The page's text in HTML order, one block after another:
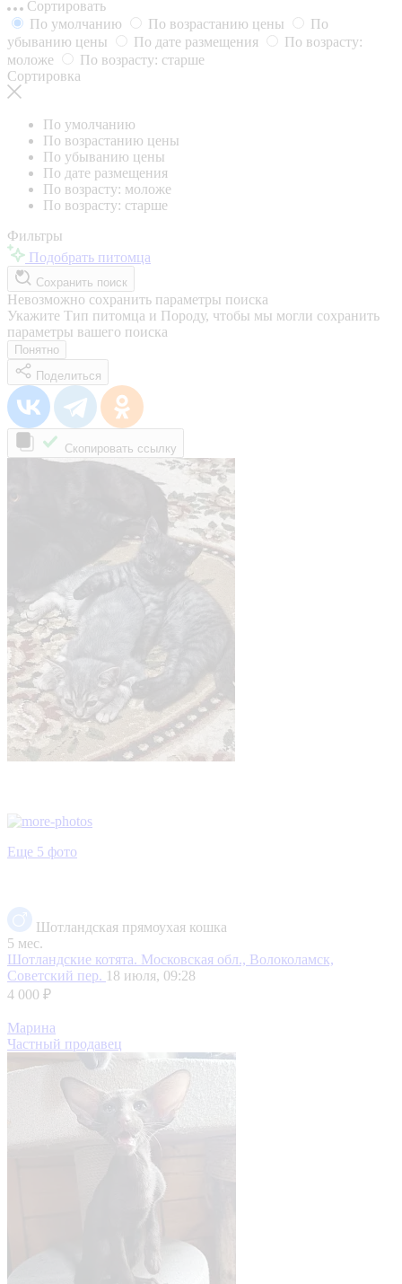
Сортировать
По умолчанию
По возрастанию цены
По
убыванию цены
По дате размещения
По возрасту:
моложе
По возрасту: старше
Сортировка
По умолчанию
По возрастанию цены
По убыванию цены
По дате размещения
По возрасту: моложе
По возрасту: старше
Фильтры
Подобрать питомца
Сохранить поиск
Невозможно сохранить параметры поиска
Укажите Тип питомца и Породу, чтобы мы могли сохранить
параметры вашего поиска
Понятно
Поделиться
Скопировать ссылку
Еще 5 фото
Шотландская прямоухая кошка
5 мес.
Шотландские котята. Московская обл., Волоколамск,
Советский пер. 18 июля, 09:28
4 000 ₽
Марина
Частный продавец